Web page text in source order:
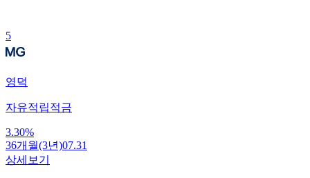
5
영덕
자유적립적금
3.30%
36개월(3년)07.31
상세보기